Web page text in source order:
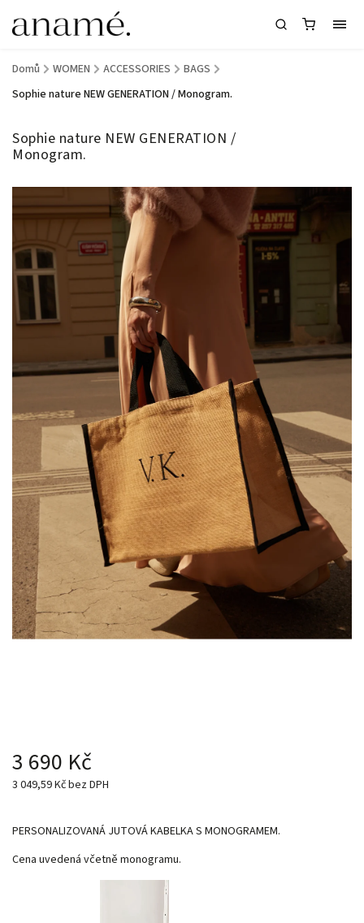
Domů / WOMEN / ACCESSORIES / BAGS /
Sophie nature NEW GENERATION / Monogram.
Sophie nature NEW GENERATION /
Monogram.
3 690 Kč
3 049,59 Kč bez DPH
PERSONALIZOVANÁ JUTOVÁ KABELKA S MONOGRAMEM.
Cena uvedená včetně monogramu.